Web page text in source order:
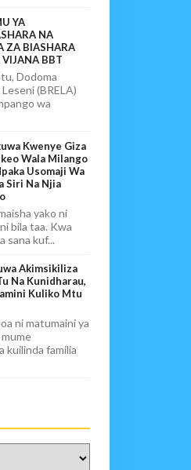
YA
NA
ZA BIASHARA
BBT
Dodoma
(BRELA)
wa
Kwenye Giza
Wala Milango
Usomaji Wa
Siri Na Njia
yako ni
bila taa. Kwa
sana kuf...
Akimsikiliza
Na Kunidharau,
Kuliko Mtu
ni matumaini ya
kuilinda familia